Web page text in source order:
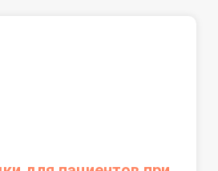
и участие в